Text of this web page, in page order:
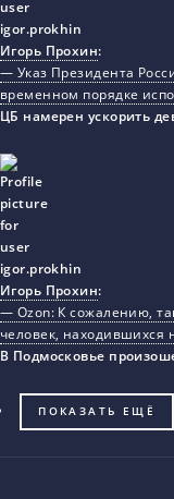
Игорь Прохин:
— Указ Президента
временном порядке
ЦБ намерен ускорить
Игорь Прохин:
— Ozon: К сожалению,
человек, находившихся
В Подмосковье
ПОКАЗАТЬ ЕЩЁ